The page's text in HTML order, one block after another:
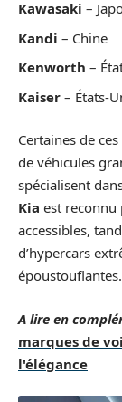
Kawasaki –
Kandi – Chine
Kenworth –
Kaiser – États-
Certaines de
de véhicules
spécialisent
Kia est reconnu
accessibles,
d’hypercars
époustouflantes.
A lire en
marques de
l'élégance